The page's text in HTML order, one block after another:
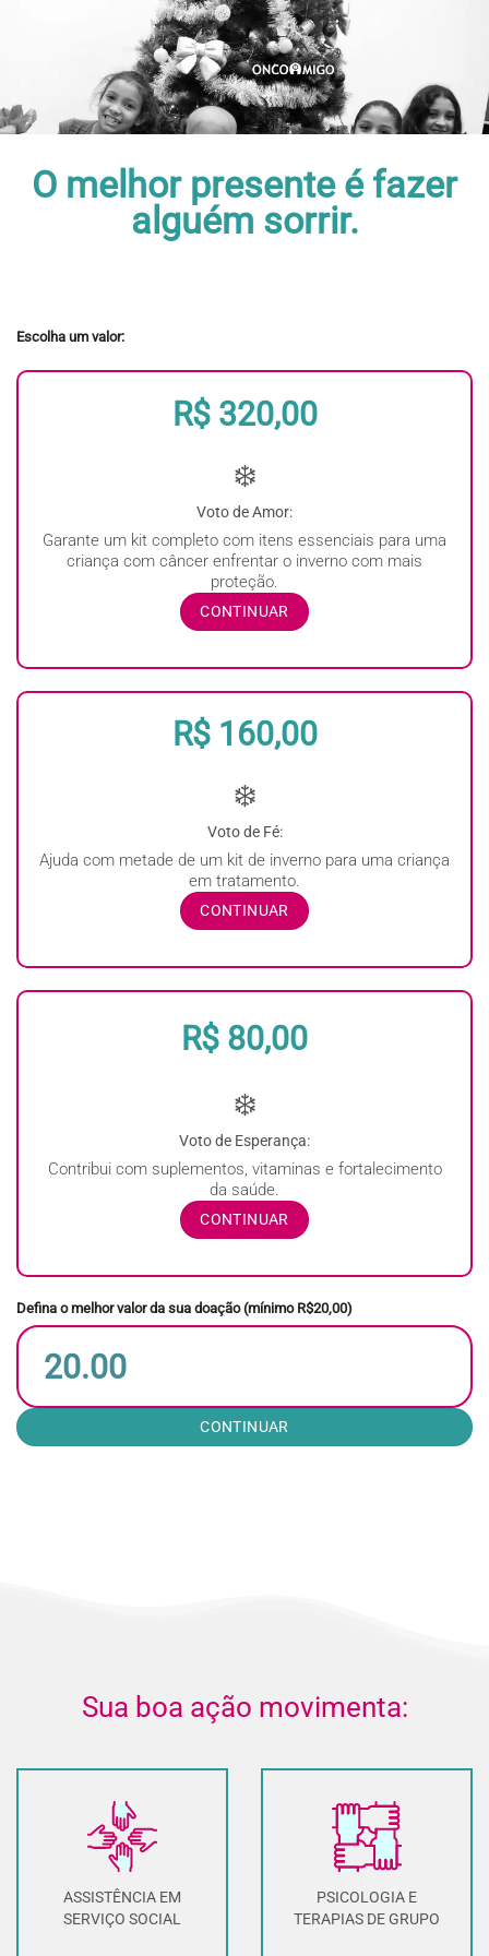
O melhor presente é fazer
alguém sorrir.
Escolha um valor:
R$ 320,00
❄️
Voto de Amor:
Garante um kit completo com itens essenciais para uma
criança com câncer enfrentar o inverno com mais
proteção.
CONTINUAR
R$ 160,00
❄️
Voto de Fé:
Ajuda com metade de um kit de inverno para uma criança
em tratamento.
CONTINUAR
R$ 80,00
❄️
Voto de Esperança:
Contribui com suplementos, vitaminas e fortalecimento
da saúde.
CONTINUAR
Defina o melhor valor da sua doação (mínimo R$20,00)
CONTINUAR
Sua boa ação movimenta:
ASSISTÊNCIA EM
SERVIÇO SOCIAL
PSICOLOGIA E
TERAPIAS DE GRUPO